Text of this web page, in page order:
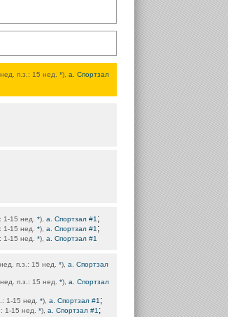
п.з.: 15 нед. *), а. Спортзал
15 нед. *), а. Спортзал #1 ;
1-15 нед. *), а. Спортзал #1 ;
1-15 нед. *), а. Спортзал #1
п.з.: 15 нед. *), а. Спортзал
п.з.: 15 нед. *), а. Спортзал
1-15 нед. *), а. Спортзал #1 ;
1-15 нед. *), а. Спортзал #1 ;